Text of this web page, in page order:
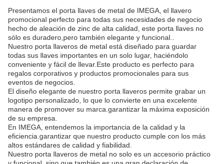
Presentamos el porta llaves de metal de IMEGA, el llavero
promocional perfecto para todas sus necesidades de negocio
hecho de aleación de zinc de alta calidad, este porta llaves no
sólo es duradero,pero también elegante y funcional..
Nuestro porta llaveros de metal está diseñado para guardar
todas sus llaves importantes en un solo lugar, haciéndolo
conveniente y fácil de llevar.Este producto es perfecto para
regalos corporativos y productos promocionales para sus
eventos de negocios.
El diseño elegante de nuestro porta llaveros permite grabar un
logotipo personalizado, lo que lo convierte en una excelente
manera de promover su marca.garantizar la máxima exposición
de su empresa.
En IMEGA, entendemos la importancia de la calidad y la
eficiencia.garantizar que nuestro producto cumple con los más
altos estándares de calidad y fiabilidad.
Nuestro porta llaveros de metal no solo es un accesorio práctico